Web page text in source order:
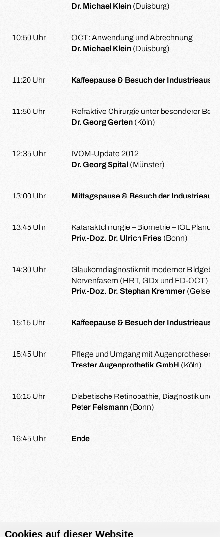
Dr. Michael Klein (Duisburg)
10:50 Uhr
OCT: Anwendung und Abrechnung
Dr. Michael Klein (Duisburg)
11:20 Uhr Kaffeepause & Besuch der
11:50 Uhr
Refraktive Chirurgie unter besonderer
Dr. Georg Gerten (Köln)
12:35 Uhr
IVOM-Update 2012
Dr. Georg Spital (Münster)
13:00 Uhr Mittagspause & Besuch der
13:45 Uhr
Kataraktchirurgie – Biometrie – IOL
Priv.-Doz. Dr. Ulrich Fries (Bonn)
14:30 Uhr
Glaukomdiagnostik mit moderner
Nervenfasern (HRT, GDx und FD-OCT)
Priv.-Doz. Dr. Stephan Kremmer
15:15 Uhr Kaffeepause & Besuch der
15:45 Uhr
Pflege und Umgang mit Augenprothesen
Trester Augenprothetik GmbH (Köln)
16:15 Uhr
Diabetische Retinopathie, Diagnostik und
Peter Felsmann (Bonn)
16:45 Uhr Ende
Cookies auf dieser Website